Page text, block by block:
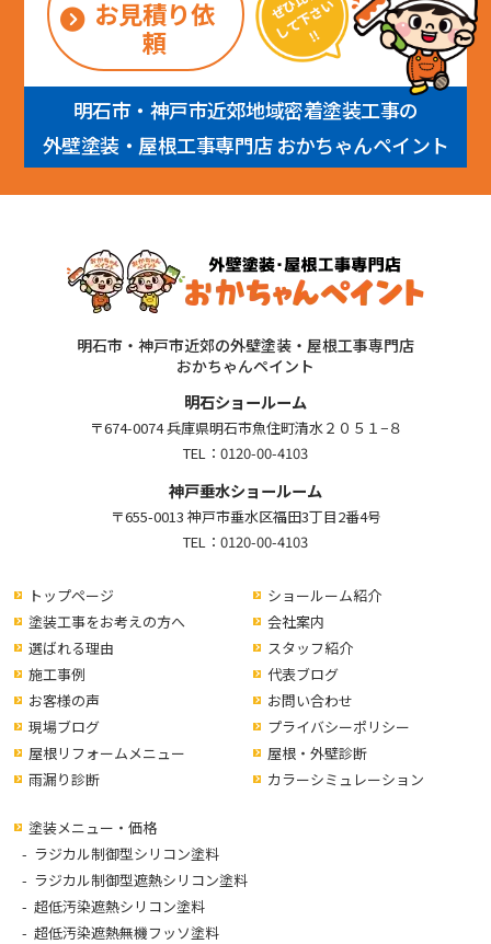
お見積り依
頼
明石市・神戸市近郊地域密着塗装工事の
外壁塗装・屋根工事専門店 おかちゃんペイント
明石市・神戸市近郊の外壁塗装・屋根工事専門店
おかちゃんペイント
明石ショールーム
〒674-0074 兵庫県明石市魚住町清水２０５１−８
TEL： 0120-00-4103
神戸垂水ショールーム
〒655-0013 神戸市垂水区福田3丁目2番4号
TEL： 0120-00-4103
トップページ
塗装工事をお考えの方へ
選ばれる理由
ショールーム紹介
会社案内
スタッフ紹介
施工事例
お客様の声
現場ブログ
代表ブログ
お問い合わせ
プライバシーポリシー
屋根リフォームメニュー
雨漏り診断
屋根・外壁診断
カラーシミュレーション
塗装メニュー・価格
ラジカル制御型シリコン塗料
ラジカル制御型遮熱シリコン塗料
超低汚染遮熱シリコン塗料
超低汚染遮熱無機フッソ塗料